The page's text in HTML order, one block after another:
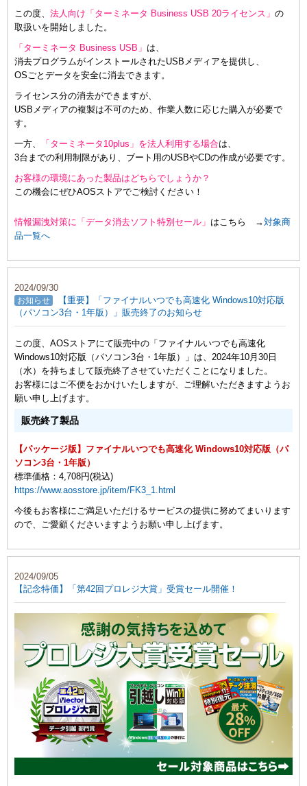
この度、 法人向け「ターミネータ Business USB 20ライセンス」 の
取扱いを開始しました。
「ターミネータ Business USB」 は、
消去プログラムがインストールされたUSBメディアを提供し、
OSごとデータを安全に消去できます。
ライセンス分の消去ができますが、
USBメディアの複製は不可のため、作業人数に応じた購入が必要で
す。
一方、 「ターミネータ10plus」を法人利用する場合は、
3台までの利用制限があり、ブート用のUSBやCDの作成が必要です。
お客様の環境にあった製品はどちらでしょうか？
この機会にぜひAOSストアでご検討ください！
情報漏洩対策に「データ消去ソフト特別セール」 はこちら →対象商
品一覧へ
2024/09/30
お知らせ
【重要】「ファイナルいつでも高速化 Windows10対応版
（パソコン3台・1年版）」販売終了のお知らせ
この度、AOSストアにて販売中の「ファイナルいつでも高速化
Windows10対応版（パソコン3台・1年版）」は、2024年10月30日
（水）を持ちまして販売終了させていただくことになりました。
お客様にはご不便をおかけいたしますが、ご理解いただきますようお
願い申し上げます。
販売終了製品
【パッケージ版】ファイナルいつでも高速化 Windows10対応版（パ
ソコン3台・1年版）
標準価格：4,708円(税込)
https://www.aosstore.jp/item/FK3_1.html
今後もお客様にご満足いただけるサービスの提供に努めてまいります
ので、ご愛顧くださいますようお願い申し上げます。
2024/09/05
【記念特価】「第42回プロレジ大賞」受賞セール開催！